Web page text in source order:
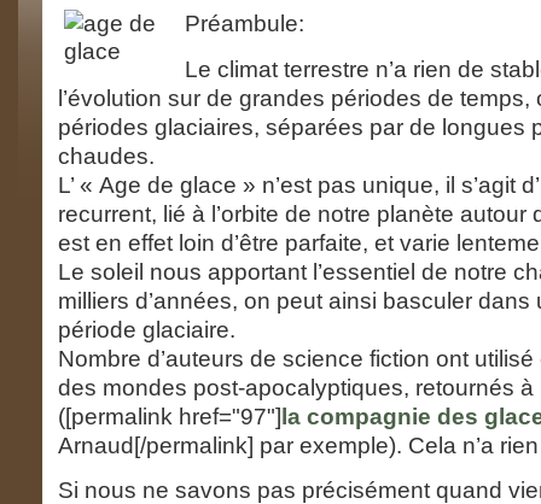
Préambule:
Le climat terrestre n’a rien de
l’évolution sur de grandes périodes de
périodes glaciaires, séparées par de longues
chaudes.
L’ « Age de glace » n’est pas unique, il s’agit
recurrent, lié à l’orbite de notre planète autour
est en effet loin d’être parfaite, et varie
Le soleil nous apportant l’essentiel de notre
milliers d’années, on peut ainsi basculer dans
période glaciaire.
Nombre d’auteurs de science fiction ont
des mondes post-apocalyptiques, retournés à
([permalink href="97"]la compagnie des
Arnaud[/permalink] par exemple). Cela n’a
Si nous ne savons pas précisément quand